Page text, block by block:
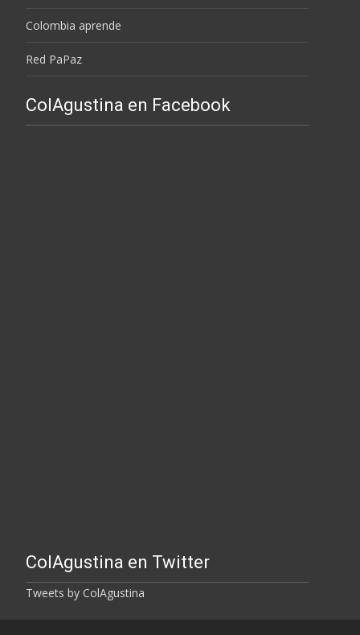
Colombia aprende
Red PaPaz
ColAgustina en Facebook
ColAgustina en Twitter
Tweets by ColAgustina